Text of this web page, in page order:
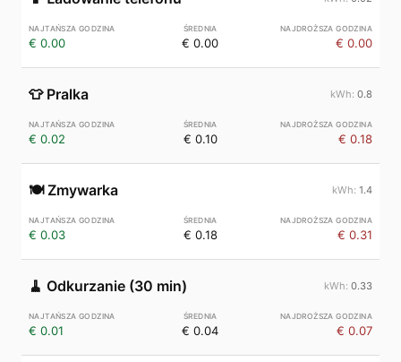
€ 0.00 € 0.00 € 0.00
👕 Pralka 0.8
€ 0.02 € 0.10 € 0.18
🍽️ Zmywarka 1.4
€ 0.03 € 0.18 € 0.31
🧹 Odkurzanie (30 min) 0.33
€ 0.01 € 0.04 € 0.07